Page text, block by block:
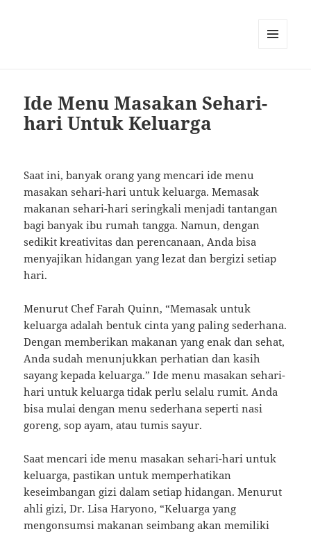
Ide Menu Masakan Sehari-
hari Untuk Keluarga
Saat ini, banyak orang yang mencari ide menu
masakan sehari-hari untuk keluarga. Memasak
makanan sehari-hari seringkali menjadi tantangan
bagi banyak ibu rumah tangga. Namun, dengan
sedikit kreativitas dan perencanaan, Anda bisa
menyajikan hidangan yang lezat dan bergizi setiap
hari.
Menurut Chef Farah Quinn, “Memasak untuk
keluarga adalah bentuk cinta yang paling sederhana.
Dengan memberikan makanan yang enak dan sehat,
Anda sudah menunjukkan perhatian dan kasih
sayang kepada keluarga.” Ide menu masakan sehari-
hari untuk keluarga tidak perlu selalu rumit. Anda
bisa mulai dengan menu sederhana seperti nasi
goreng, sop ayam, atau tumis sayur.
Saat mencari ide menu masakan sehari-hari untuk
keluarga, pastikan untuk memperhatikan
keseimbangan gizi dalam setiap hidangan. Menurut
ahli gizi, Dr. Lisa Haryono, “Keluarga yang
mengonsumsi makanan seimbang akan memiliki